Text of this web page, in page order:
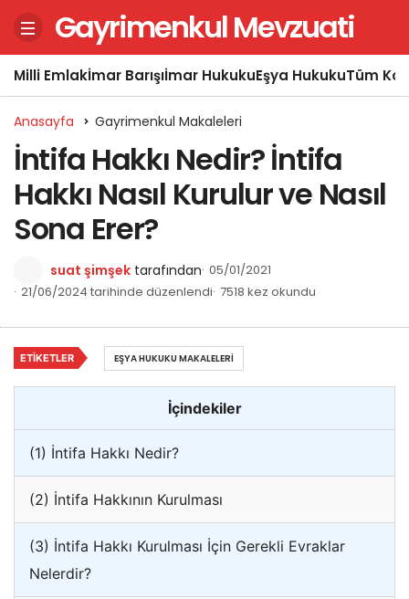
Gayrimenkul Mevzuati
Milli Emlakİmar Barışıİmar HukukuEşya HukukuTüm
Anasayfa Gayrimenkul Makaleleri
İntifa Hakkı Nedir? İntifa
Hakkı Nasıl Kurulur ve Nasıl
Sona Erer?
suat şimşek tarafından 05/01/2021
21/06/2024 tarihinde düzenlendi 7518 kez okundu
İçindekiler
(1) İntifa Hakkı Nedir?
(2) İntifa Hakkının Kurulması
(3) İntifa Hakkı Kurulması İçin Gerekli Evraklar
Nelerdir?
ETIKETLER EŞYA HUKUKU MAKALELERI